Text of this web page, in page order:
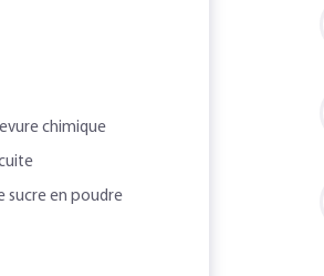
chimique
sucre en poudre